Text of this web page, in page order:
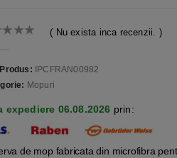
( Nu exista inca recenzii. )
IPCFRAN00982
Mopuri
expediere 06.08.2026 prin:
de mop fabricata din microfibra